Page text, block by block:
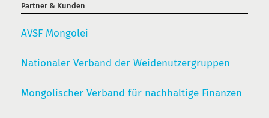
Partner & Kunden
AVSF Mongolei
Nationaler Verband der Weidenutzergruppen
Mongolischer Verband für nachhaltige Finanzen